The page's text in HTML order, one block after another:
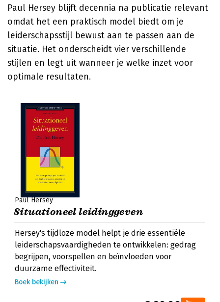
Paul Hersey blijft decennia na publicatie relevant
omdat het een praktisch model biedt om je
leiderschapsstijl bewust aan te passen aan de
situatie. Het onderscheidt vier verschillende
stijlen en legt uit wanneer je welke inzet voor
optimale resultaten.
Paul Hersey
Situationeel leidinggeven
Hersey's tijdloze model helpt je drie essentiële
leiderschapsvaardigheden te ontwikkelen: gedrag
begrijpen, voorspellen en beïnvloeden voor
duurzame effectiviteit.
Boek bekijken